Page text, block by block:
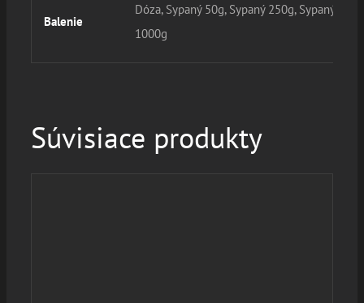
Balenie
Dóza, Sypaný 50g, Sypaný 250g, Sypaný
1000g
Súvisiace produkty